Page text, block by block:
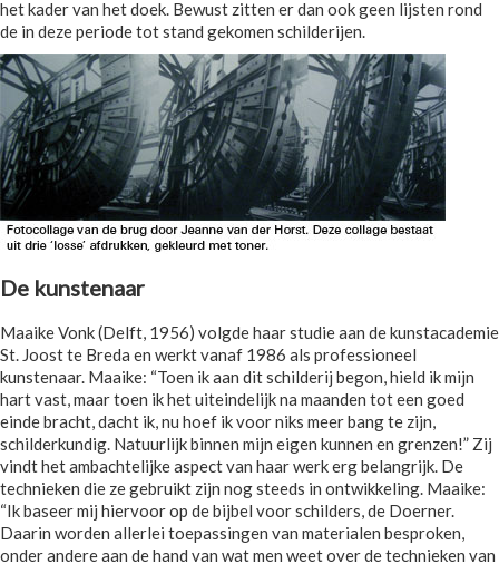
het kader van het doek. Bewust zitten er dan ook geen lijsten rond
de in deze periode tot stand gekomen schilderijen.
De kunstenaar
Maaike Vonk (Delft, 1956) volgde haar studie aan de kunstacademie
St. Joost te Breda en werkt vanaf 1986 als professioneel
kunstenaar. Maaike: “Toen ik aan dit schilderij begon, hield ik mijn
hart vast, maar toen ik het uiteindelijk na maanden tot een goed
einde bracht, dacht ik, nu hoef ik voor niks meer bang te zijn,
schilderkundig. Natuurlijk binnen mijn eigen kunnen en grenzen!” Zij
vindt het ambachtelijke aspect van haar werk erg belangrijk. De
technieken die ze gebruikt zijn nog steeds in ontwikkeling. Maaike:
“Ik baseer mij hiervoor op de bijbel voor schilders, de Doerner.
Daarin worden allerlei toepassingen van materialen besproken,
onder andere aan de hand van wat men weet over de technieken van